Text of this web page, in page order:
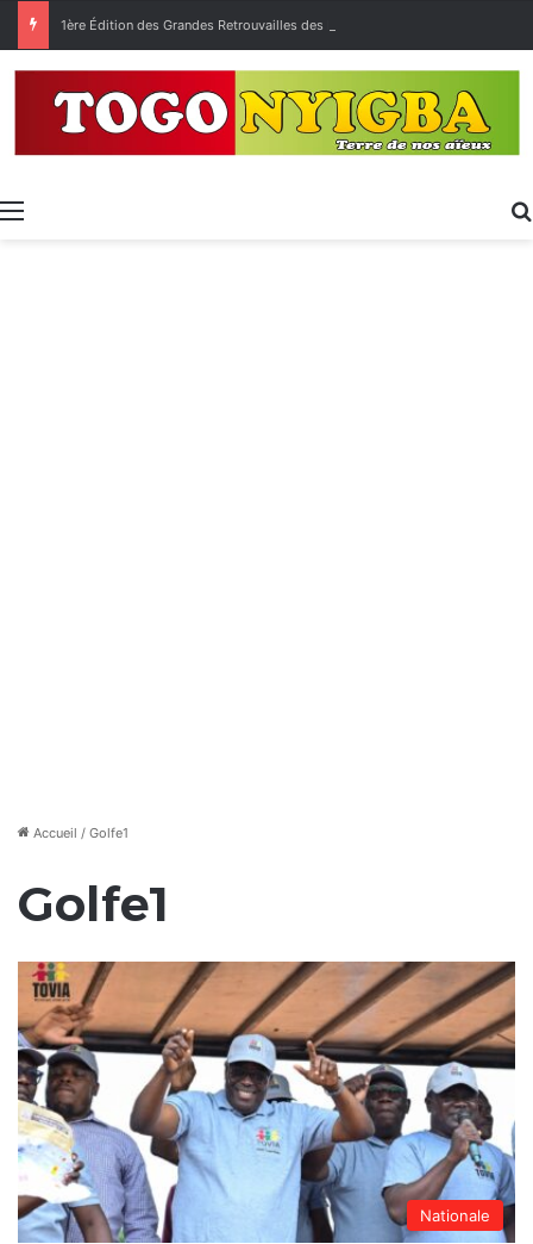
Menu
Accueil / Golfe1
Golfe1
Nationale